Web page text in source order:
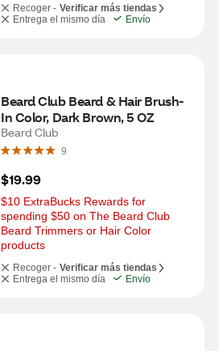
Recoger - Verificar más tiendas
Entrega el mismo día
Envío
Beard Club Beard & Hair Brush-
In Color, Dark Brown, 5 OZ
Beard Club
9
$19.99
$10 ExtraBucks Rewards for
spending $50 on The Beard Club
Beard Trimmers or Hair Color
products
Recoger - Verificar más tiendas
Entrega el mismo día
Envío